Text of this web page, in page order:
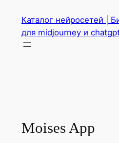
содержимому
Каталог нейросетей |
для midjourney и
Moises App